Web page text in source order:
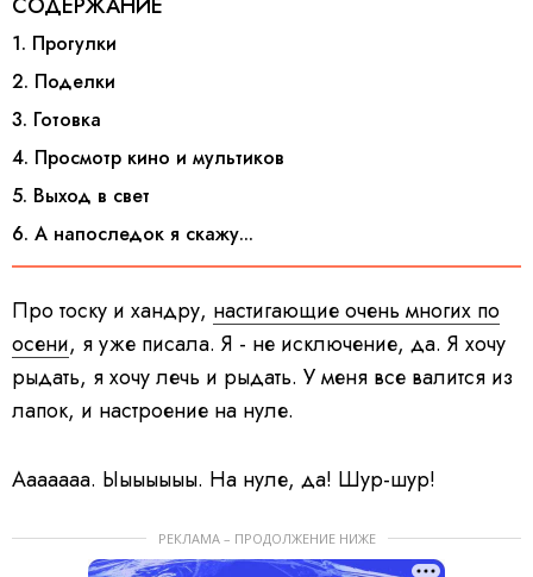
СОДЕРЖАНИЕ
1. Прогулки
2. Поделки
3. Готовка
4. Просмотр кино и мультиков
5. Выход в свет
6. А напоследок я скажу...
Про тоску и хандру, настигающие очень многих по
осени, я уже писала. Я - не исключение, да. Я хочу
рыдать, я хочу лечь и рыдать. У меня все валится из
лапок, и настроение на нуле.
Ааааааа. Ыыыыыыы. На нуле, да! Шур-шур!
РЕКЛАМА – ПРОДОЛЖЕНИЕ НИЖЕ